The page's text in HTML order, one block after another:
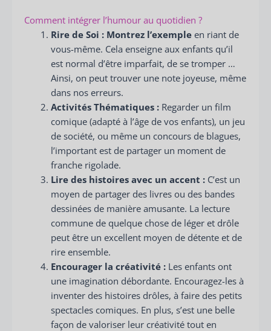
Comment intégrer l’humour au quotidien ?
Rire de Soi : Montrez l’exempleen riant de
vous-même. Cela enseigne aux enfants qu’il
est normal d’être imparfait, de se tromper …
Ainsi, on peut trouver une note joyeuse, même
dans nos erreurs.
Activités Thématiques :Regarder un film
comique (adapté à l’âge de vos enfants), un jeu
de société, ou même un concours de blagues,
l’important est de partager un moment de
franche rigolade.
Lire des histoires avec un accent :C’est un
moyen de partager des livres ou des bandes
dessinées de manière amusante. La lecture
commune de quelque chose de léger et drôle
peut être un excellent moyen de détente et de
rire ensemble.
Encourager la créativité :Les enfants ont
une imagination débordante. Encouragez-les à
inventer des histoires drôles, à faire des petits
spectacles comiques. En plus, s’est une belle
façon de valoriser leur créativité tout en